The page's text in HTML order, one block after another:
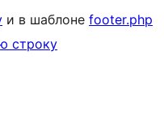
и в шаблоне footer.php
строку